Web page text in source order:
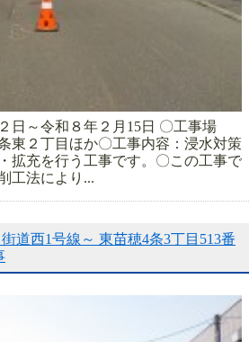
日～令和８年２月15日 〇工事場
東２丁目ほか〇工事内容：浸水対策
拡充を行う工事です。〇この工事で
工法により...
道西1号線～ 東苗穂4条3丁目513番